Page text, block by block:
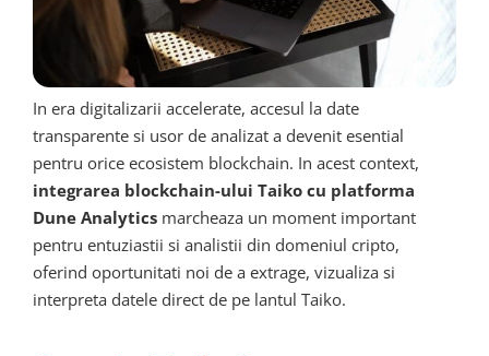
In era digitalizarii accelerate, accesul la date
transparente si usor de analizat a devenit esential
pentru orice ecosistem blockchain. In acest context,
integrarea blockchain-ului Taiko cu platforma
Dune Analytics marcheaza un moment important
pentru entuziastii si analistii din domeniul cripto,
oferind oportunitati noi de a extrage, vizualiza si
interpreta datele direct de pe lantul Taiko.